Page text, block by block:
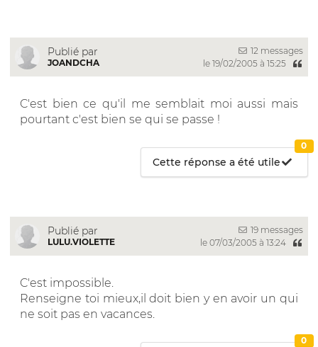
Publié par
JOANDCHA
12 messages
le 19/02/2005 à 15:25
C'est bien ce qu'il me semblait moi aussi mais
pourtant c'est bien se qui se passe !
Cette réponse a été utile
0
Publié par
LULU.VIOLETTE
19 messages
le 07/03/2005 à 13:24
C'est impossible.
Renseigne toi mieux,il doit bien y en avoir un qui
ne soit pas en vacances.
0